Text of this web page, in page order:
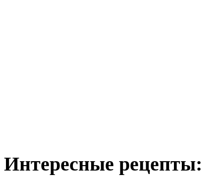
Интересные рецепты: